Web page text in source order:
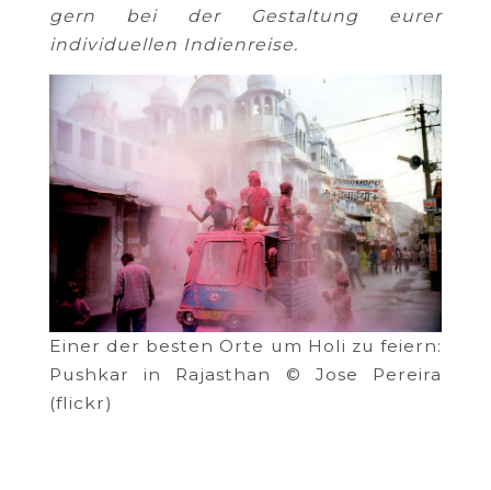
gern bei der Gestaltung eurer
individuellen Indienreise.
Einer der besten Orte um Holi zu feiern:
Pushkar in Rajasthan © Jose Pereira
(flickr)